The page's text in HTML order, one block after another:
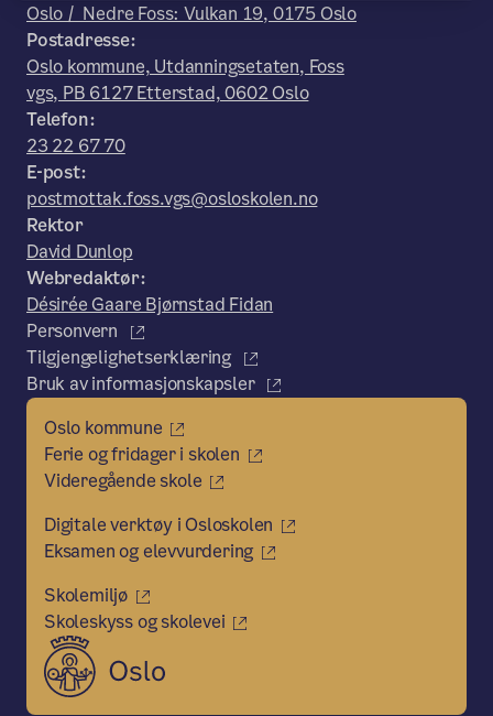
Oslo / Nedre Foss: Vulkan 19, 0175 Oslo
Postadresse:
Oslo kommune, Utdanningsetaten, Foss
vgs, PB 6127 Etterstad, 0602 Oslo
Telefon:
23 22 67 70
E-post:
postmottak.foss.vgs@osloskolen.no
Rektor
David Dunlop
Webredaktør:
Désirée Gaare Bjørnstad Fidan
Personvern
Tilgjengelighetserklæring
Bruk av informasjonskapsler
Oslo kommune
Ferie og fridager i skolen
Videregående skole
Digitale verktøy i Osloskolen
Eksamen og elevvurdering
Skolemiljø
Skoleskyss og skolevei